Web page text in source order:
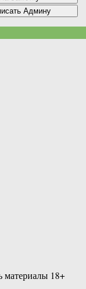
материалы 18+